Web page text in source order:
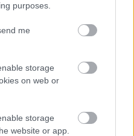
purposes.
me
storage
on web or
storage
website or app.
és jelzőlámpás
bővítik
jó hírű református